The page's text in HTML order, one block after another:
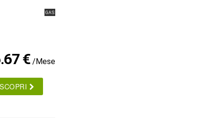
GAS
€ /Mese
SCOPRI